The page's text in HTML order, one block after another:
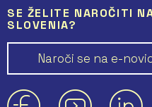
SE ŽELITE NAROČITI
SLOVENIA?
Naroči se na e-